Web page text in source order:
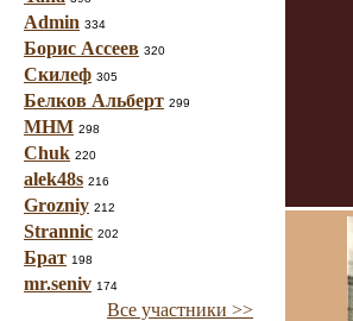
Admin 334
Борис Ассеев 320
Скилеф 305
Белков Альберт 299
МНМ 298
Chuk 220
alek48s 216
Grozniy 212
Strannic 202
Брат 198
mr.seniv 174
Все участники >>